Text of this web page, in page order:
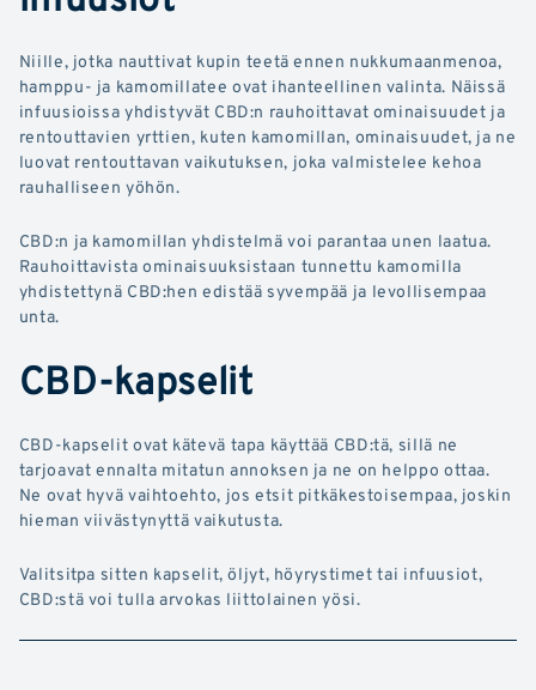
Niille, jotka nauttivat kupin teetä ennen nukkumaanmenoa,
hamppu- ja kamomillatee ovat ihanteellinen valinta. Näissä
infuusioissa yhdistyvät CBD:n rauhoittavat ominaisuudet ja
rentouttavien yrttien, kuten kamomillan, ominaisuudet, ja ne
luovat rentouttavan vaikutuksen, joka valmistelee kehoa
rauhalliseen yöhön.
CBD:n ja kamomillan yhdistelmä voi parantaa unen laatua.
Rauhoittavista ominaisuuksistaan tunnettu kamomilla
yhdistettynä CBD:hen edistää syvempää ja levollisempaa
unta.
CBD-kapselit
CBD-kapselit ovat kätevä tapa käyttää CBD:tä, sillä ne
tarjoavat ennalta mitatun annoksen ja ne on helppo ottaa.
Ne ovat hyvä vaihtoehto, jos etsit pitkäkestoisempaa, joskin
hieman viivästynyttä vaikutusta.
Valitsitpa sitten kapselit, öljyt, höyrystimet tai infuusiot,
CBD:stä voi tulla arvokas liittolainen yösi.